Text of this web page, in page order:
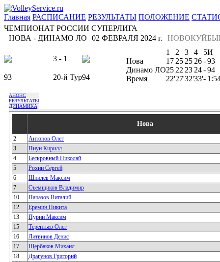
Главная РАСПИСАНИЕ РЕЗУЛЬТАТЫ ПОЛОЖЕНИЕ
ЧЕМПИОНАТ РОССИИ СУПЕРЛИГА
НОВА - ДИНАМО ЛО
02 ФЕВРАЛЯ 2024 г.
3 - 1
93 20-й Тур94
1 2 3 4 5И
Нова
17 25 25 26-93
Динамо ЛО25 22 23 24-94
Время
22'27'32'33'-
АНОНС
РЕЗУЛЬТАТЫ
ДИНАМИКА
Нова
2
Антонов Олег
3
Пиун Кирилл
4
Бескровный Николай
5
Рохин Сергей
6
Шпилев Максим
7
Съемщиков Владимир
10
Папазов Виталий
12
Еремин Никита
13
Пурин Максим
15
Терентьев Олег
16
Литвинов Денис
17
Щербаков Михаил
18
Драгунов Григорий